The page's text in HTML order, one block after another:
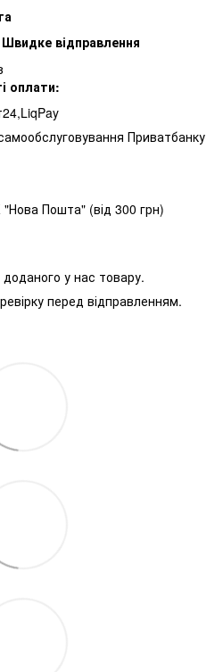
Швидке відправлення
оплати:
Приватбанку
Пошта" (від 300 грн)
у нас товару.
перед відправленням.